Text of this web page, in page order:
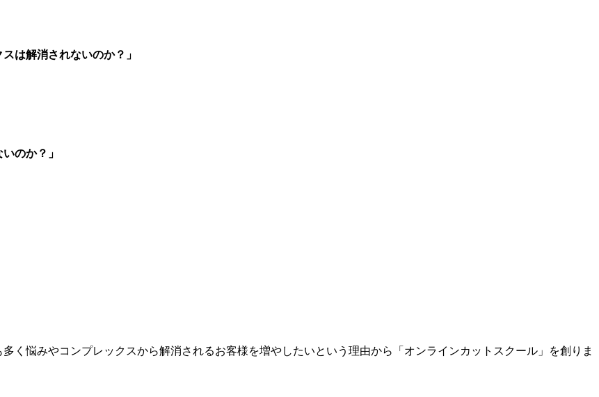
は解消されないのか？」
のか？」
く悩みやコンプレックスから解消されるお客様を増やしたいという理由から「オンラインカットスクール」を創りま